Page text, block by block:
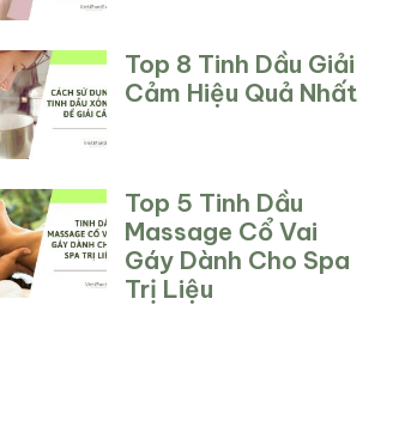
Top 8 Tinh Dầu Giải
Cảm Hiệu Quả Nhất
Top 5 Tinh Dầu
Massage Cổ Vai
Gáy Dành Cho Spa
Trị Liệu